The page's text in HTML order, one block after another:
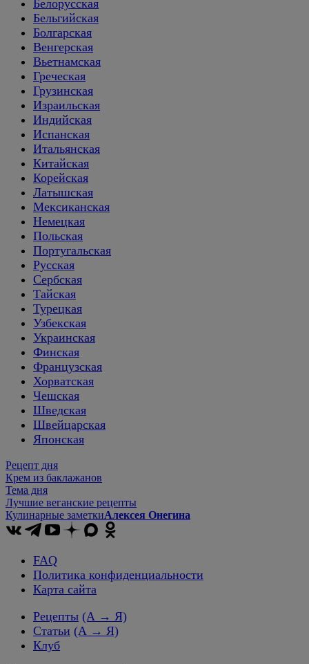
Белорусская
Бельгийская
Болгарская
Венгерская
Вьетнамская
Греческая
Грузинская
Израильская
Индийская
Испанская
Итальянская
Китайская
Корейская
Латышская
Мексиканская
Немецкая
Польская
Португальская
Русская
Сербская
Тайская
Турецкая
Узбекская
Украинская
Финская
Французская
Хорватская
Чешская
Шведская
Швейцарская
Японская
Рецепт дня
Крем из баклажанов
Тема дня
Лучшие веганские рецепты
Кулинарные заметкиАлексея Онегина
FAQ
Политика конфиденциальности
Карта сайта
Рецепты (А → Я)
Статьи (А → Я)
Клуб